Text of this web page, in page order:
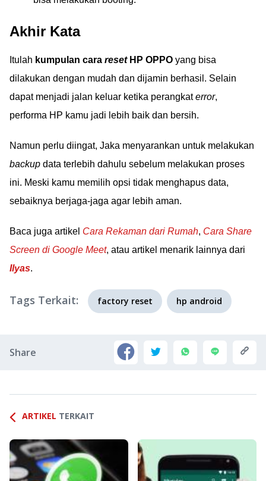
Akhir Kata
Itulah kumpulan cara resetHP OPPO yang bisa
dilakukan dengan mudah dan dijamin berhasil. Selain
dapat menjadi jalan keluar ketika perangkaterror,
performa HP kamu jadi lebih baik dan bersih.
Namun perlu diingat, Jaka menyarankan untuk melakukan
backup data terlebih dahulu sebelum melakukan proses
ini. Meski kamu memilih opsi tidak menghapus data,
sebaiknya berjaga-jaga agar lebih aman.
Baca juga artikel Cara Rekaman dari Rumah, Cara Share
Screen di Google Meet, atau artikel menarik lainnya dari
Ilyas.
Tags Terkait: factory reset hp android
Share
ARTIKEL TERKAIT